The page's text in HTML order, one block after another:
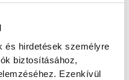
és hirdetések személyre
biztosításához,
Ezenkívül